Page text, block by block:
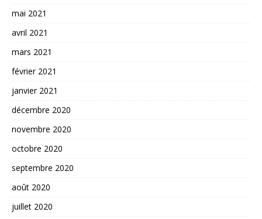
mai 2021
avril 2021
mars 2021
février 2021
janvier 2021
décembre 2020
novembre 2020
octobre 2020
septembre 2020
août 2020
juillet 2020